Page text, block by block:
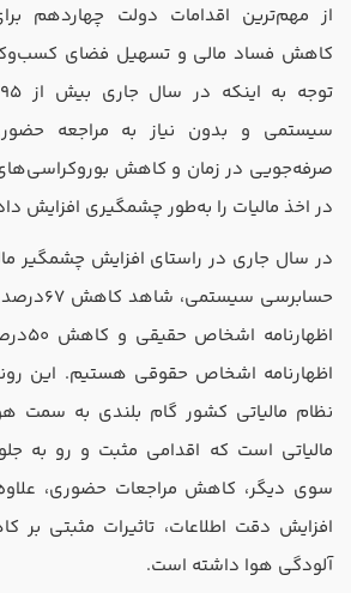
از مهم‌ترین اقدامات دولت چهاردهم
کاهش فساد مالی و تسهیل فضای
سیستمی و بدون نیاز به مراجعه
صرفه‌جویی در زمان و کاهش
در اخذ مالیات را به‌طور چشمگیری افزایش
در سال جاری در راستای افزایش چشمگیر
حسابرسی
اظهارنامه اشخاص حقوقی هستیم. این
نظام مالیاتی کشور گام بلندی به سمت
مالیاتی است که اقدامی مثبت و رو به
سوی دیگر، کاهش مراجعات حضوری، علاوه
افزایش دقت اطلاعات، تاثیرات مثبتی
آلودگی هوا داشته است.